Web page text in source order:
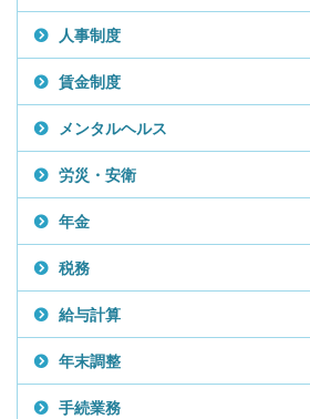
人事制度
賃金制度
メンタルヘルス
労災・安衛
年金
税務
給与計算
年末調整
手続業務